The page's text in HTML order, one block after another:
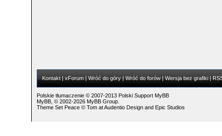
Kontakt| xForum| Wróć do góry| Wróć do forów| Wersja bez grafiki|
Polskie tłumaczenie © 2007-2013 Polski Support MyBB
MyBB, © 2002-2026 MyBB Group.
Theme Set Peace © TomatAudentio Designand Epic Studios